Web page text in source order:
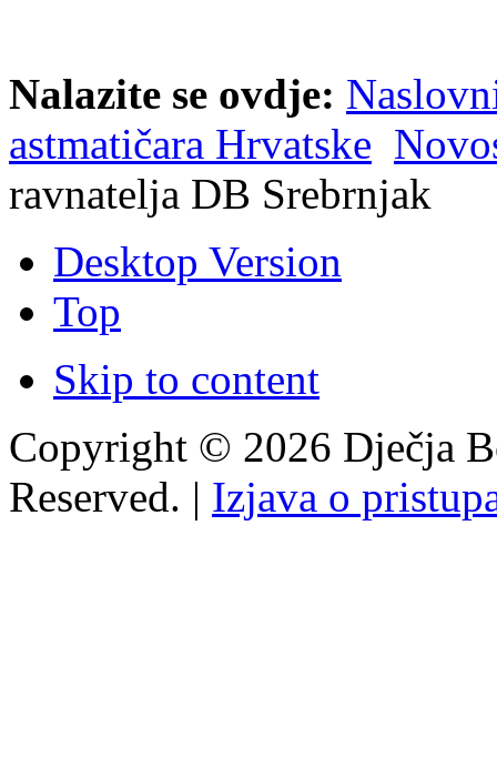
Nalazite se ovdje:
astmatičara Hrvatske
ravnatelja DB Srebrnjak
Desktop Version
Top
Skip to content
Copyright © 2026 Dječja
Reserved. | Izjava o